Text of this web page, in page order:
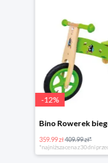
-12%
359.99 zł409.99 zł*
*najniższa cena z 30 dni